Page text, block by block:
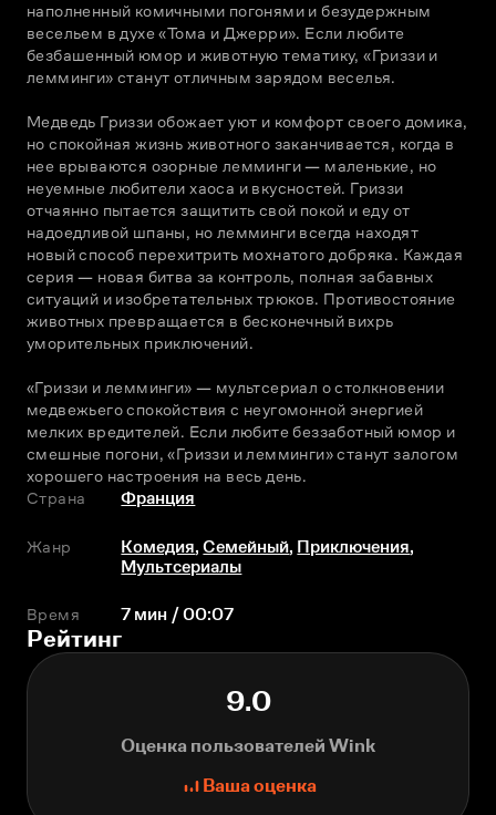
наполненный комичными погонями и безудержным
весельем в духе «Тома и Джерри». Если любите
безбашенный юмор и животную тематику, «Гриззи и
лемминги» станут отличным зарядом веселья.
Медведь Гриззи обожает уют и комфорт своего домика,
но спокойная жизнь животного заканчивается, когда в
нее врываются озорные лемминги — маленькие, но
неуемные любители хаоса и вкусностей. Гриззи
отчаянно пытается защитить свой покой и еду от
надоедливой шпаны, но лемминги всегда находят
новый способ перехитрить мохнатого добряка. Каждая
серия — новая битва за контроль, полная забавных
ситуаций и изобретательных трюков. Противостояние
животных превращается в бесконечный вихрь
уморительных приключений.
«Гриззи и лемминги» — мультсериал о столкновении
медвежьего спокойствия с неугомонной энергией
мелких вредителей. Если любите беззаботный юмор и
смешные погони, «Гриззи и лемминги» станут залогом
хорошего настроения на весь день.
Страна
Франция
Жанр Комедия,Семейный, Приключения,
Мультсериалы
Время 7 мин / 00:07
Рейтинг
9.0
Оценка пользователей Wink
Ваша оценка